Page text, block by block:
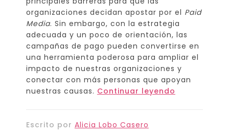
organizaciones decidan apostar por el Paid
Media. Sin embargo, con la estrategia
adecuada y un poco de orientación, las
campañas de pago pueden convertirse en
una herramienta poderosa para ampliar el
impacto de nuestras organizaciones y
conectar con más personas que apoyan
nuestras causas. Continuar leyendo
Escrito por Alicia Lobo Casero